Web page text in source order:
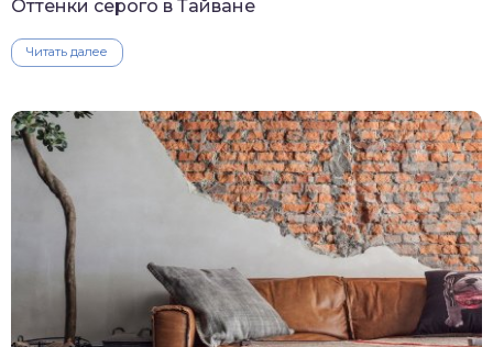
Оттенки серого в Тайване
Читать далее